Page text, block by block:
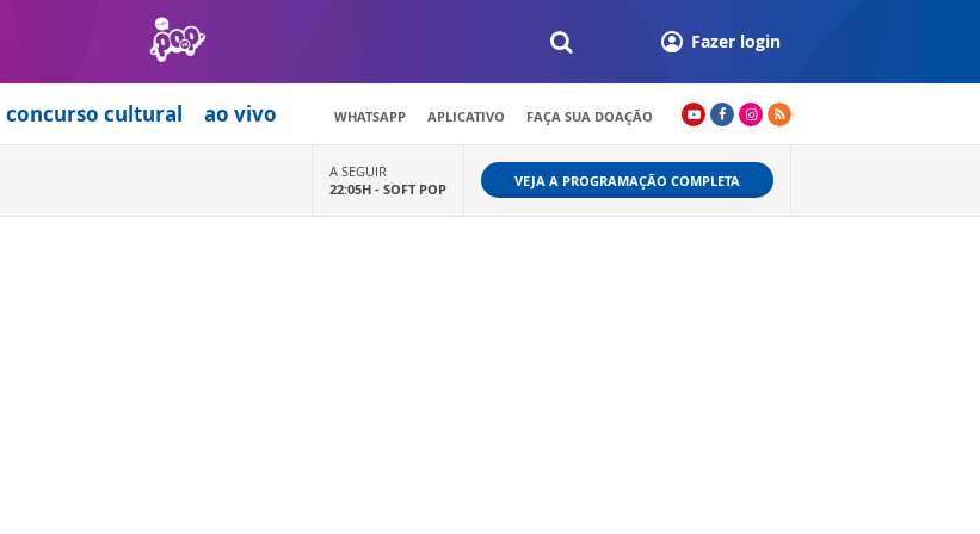
Fazer login
concurso cultural ao vivo WHATSAPP APLICATIVO FAÇA SUA DOAÇÃO
A SEGUIR
22:05H - SOFT POP VEJA A PROGRAMAÇÃO COMPLETA